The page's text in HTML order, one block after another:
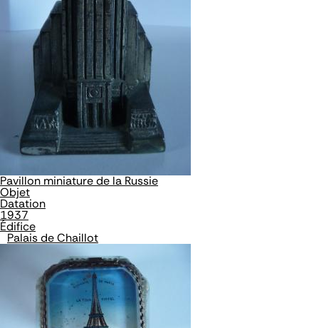
Pavillon miniature de la Russie
Objet
Datation
1937
Édifice
Palais de Chaillot